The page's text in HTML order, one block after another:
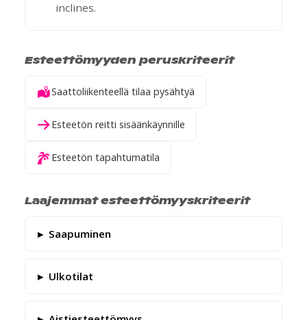
inclines.
Esteettömyyden peruskriteerit
Saattoliikenteellä tilaa pysähtyä
Esteetön reitti sisäänkäynnille
Esteetön tapahtumatila
Laajemmat esteettömyyskriteerit
Saapuminen
Ulkotilat